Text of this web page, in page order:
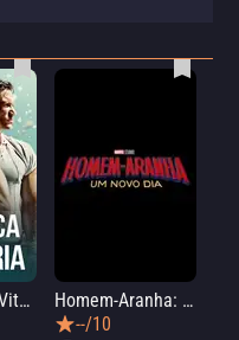
Em Busca da Vitória
Homem-Aranha: Um Novo Dia
--/10